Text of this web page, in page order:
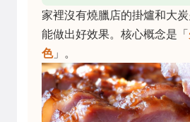
家裡沒有燒臘店的掛爐和大
能做出好效果。核心概念是「
色」。